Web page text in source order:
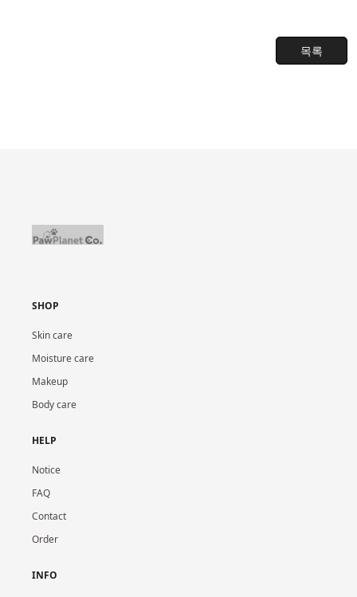
목록
SHOP
Skin care
Moisture care
Makeup
Body care
HELP
Notice
FAQ
Contact
Order
INFO